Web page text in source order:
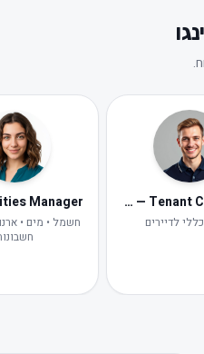
Lior — Tenant Concierge
לדיירים
חשמל • מים •